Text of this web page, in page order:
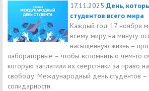
17.11.2025 День,
студентов всего мира
Каждый год 17 ноября
всему миру на минуту
насыщенную жизнь –
лабораторные – чтобы вспомнить о чем-то
которую заплатили их сверстники за право
свободу. Международный день студентов –
солидарности.